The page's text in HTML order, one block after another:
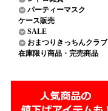
パーティーマスク
ケース販売
SALE
おまつりきっちんクラブ
在庫限り商品・完売商品